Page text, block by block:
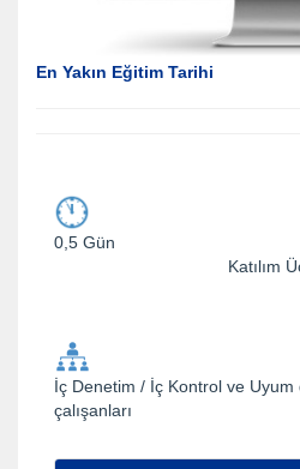
En Yakın Eğitim Tarihi
0,5 Gün
İç Denetim / İç Kontrol ve Uyum
çalışanları